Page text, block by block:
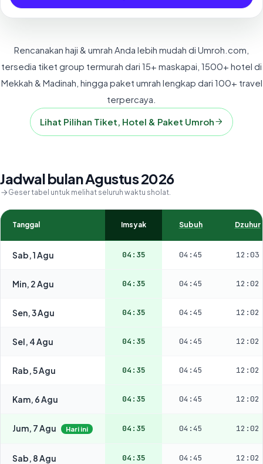
Rencanakan haji & umrah Anda lebih mudah di Umroh.com,
tersedia tiket group termurah dari 15+ maskapai, 1500+ hotel di
Mekkah & Madinah, hingga paket umrah lengkap dari 100+ travel
terpercaya.
Lihat Pilihan Tiket, Hotel & Paket Umroh
Jadwal bulan Agustus 2026
Geser tabel untuk melihat seluruh waktu sholat.
Tanggal Imsyak Subuh Dzuhur
Sab, 1 Agu 04:35 04:45 12:03
Min, 2 Agu 04:35 04:45 12:02
Sen, 3 Agu 04:35 04:45 12:02
Sel, 4 Agu 04:35 04:45 12:02
Rab, 5 Agu 04:35 04:45 12:02
Kam, 6 Agu 04:35 04:45 12:02
Jum, 7 Agu Hari ini 04:35 04:45 12:02
Sab, 8 Agu 04:35 04:45 12:02